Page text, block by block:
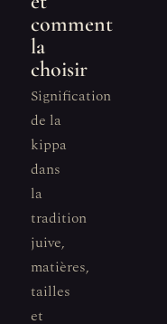
comment
la
choisir
Signification
de la
kippa
dans
la
tradition
juive,
matières,
tailles
et